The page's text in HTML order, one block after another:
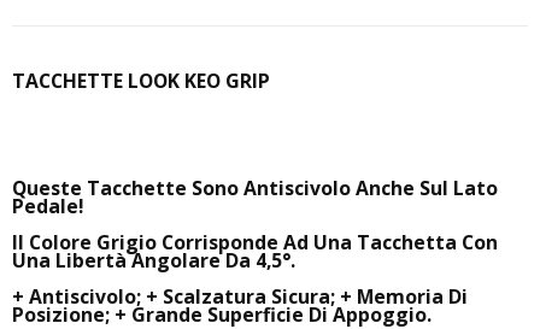
TACCHETTE LOOK KEO GRIP
Queste Tacchette Sono Antiscivolo Anche Sul Lato
Pedale!
Il Colore Grigio Corrisponde Ad Una Tacchetta Con
Una Libertà Angolare Da 4,5°.
+ Antiscivolo; + Scalzatura Sicura; + Memoria Di
Posizione; + Grande Superficie Di Appoggio.